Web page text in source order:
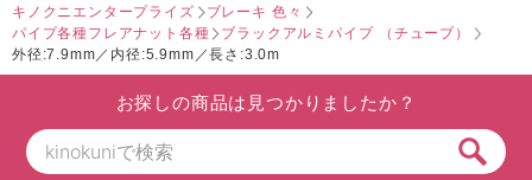
キノクニエンタープライズ
ブレーキ 色々
パイプ各種フレアナット各種
ブラックアルミパイプ （チューブ）
外径:7.9mm／内径:5.9mm／長さ:3.0m
お探しの商品は見つかりましたか？